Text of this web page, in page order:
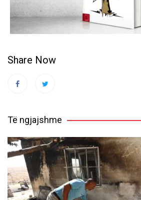
Share Now
Të ngjajshme